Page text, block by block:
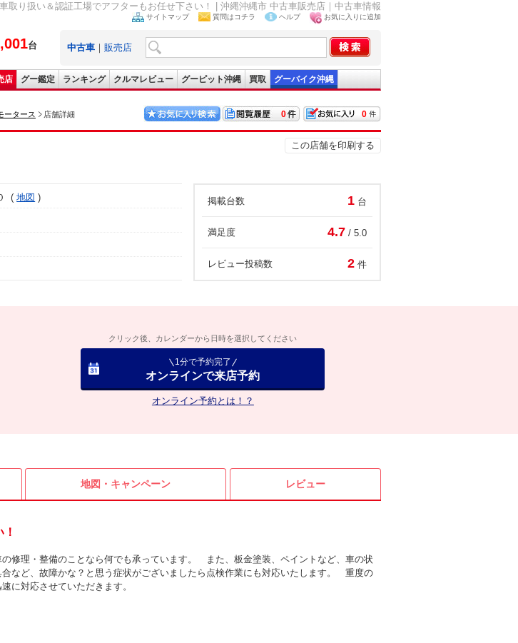
取り扱い＆認証工場でアフターもお任せ下さい！ | 沖縄沖縄市 中古車販売店｜中古車情報
台
サイトマップ 質問はコチラ ヘルプ お気に入りに追加
中古車 ｜ 販売店
店 グー鑑定 ランキング クルマレビュー グーピット沖縄 買取 グーバイク沖縄
ータース 店舗詳細 0
0
この店舗を印刷する
地図 掲載台数 1 台
満足度 4.7 / 5.0
レビュー投稿数 2 件
クリック後、カレンダーから日時を選択してください
1分で予約完了
オンラインで来店予約
オンライン予約とは！？
地図・ キャンペーン レビュー
修理・整備のことなら何でも承っています。 また、板金塗装、ペイントなど、車の状
など、故障かな？と思う症状がございましたら点検作業にも対応いたします。 重度の
に対応させていただきます。